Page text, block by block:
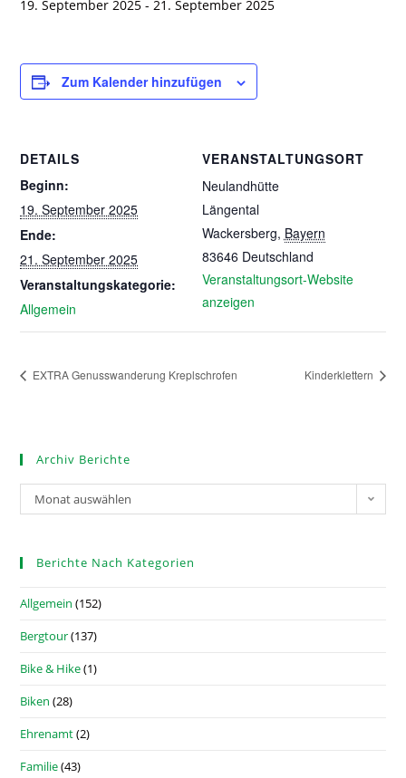
19. September 2025 -21. September 2025
Zum Kalender hinzufügen
DETAILS
Beginn:
19. September 2025
Ende:
21. September 2025
Veranstaltungskategorie:
Allgemein
VERANSTALTUNGSORT
Neulandhütte
Längental
Wackersberg, Bayern
83646 Deutschland
Veranstaltungsort-Website
anzeigen
EXTRA Genusswanderung Kreplschrofen Kinderklettern
Archiv Berichte
Monat auswählen
Berichte Nach Kategorien
Allgemein (152)
Bergtour(137)
Bike & Hike(1)
Biken (28)
Ehrenamt(2)
Familie(43)